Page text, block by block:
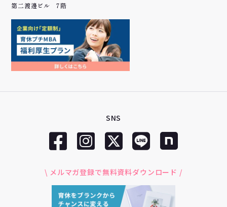
第二渡邊ビル 7階
SNS
\ メルマガ登録で無料資料ダウンロード /